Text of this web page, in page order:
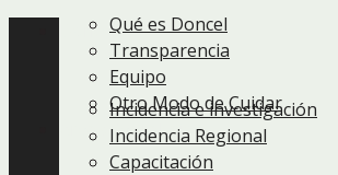
DoncelQué es Doncel
Transparencia
Equipo
Otro Modo de Cuidar
Áreas de trabajo
Incidencia e investigación
Incidencia Regional
Capacitación